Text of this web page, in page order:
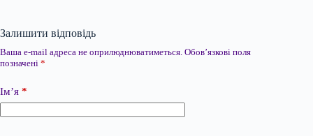
Залишити відповідь
Ваша e-mail адреса не оприлюднюватиметься. Обов’язкові поля
позначені *
Ім’я *